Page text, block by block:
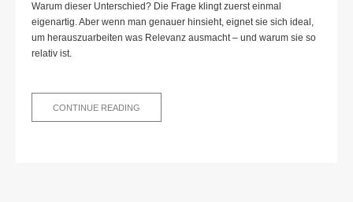
Warum dieser Unterschied? Die Frage klingt zuerst einmal
eigenartig. Aber wenn man genauer hinsieht, eignet sie sich ideal,
um herauszuarbeiten was Relevanz ausmacht – und warum sie so
relativ ist.
CONTINUE READING